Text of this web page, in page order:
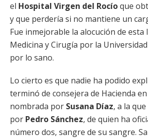
el Hospital Virgen del Rocíoque
y que perdería si no mantiene un
Fue inmejorable la alocución de esta
Medicina y Cirugía por la
por lo sano.
Lo cierto es que nadie ha podido
terminó de consejera de Hacienda
nombrada por Susana Díaz, a la
por Pedro Sánchez, de quien ha
número dos, sangre de su sangre.